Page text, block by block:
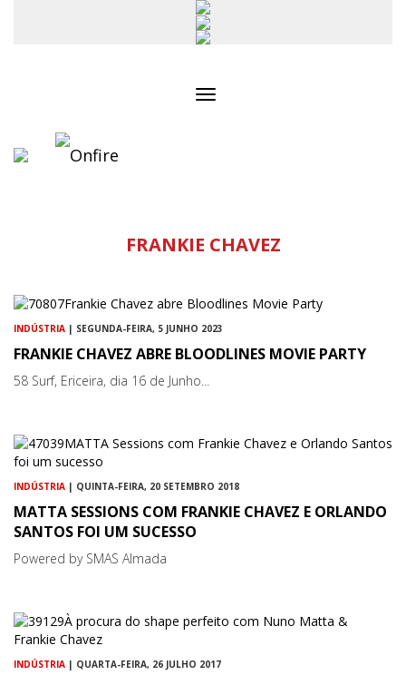
FRANKIE CHAVEZ
INDÚSTRIA | SEGUNDA-FEIRA, 5 JUNHO 2023
FRANKIE CHAVEZ ABRE BLOODLINES MOVIE PARTY
58 Surf, Ericeira, dia 16 de Junho...
INDÚSTRIA | QUINTA-FEIRA, 20 SETEMBRO 2018
MATTA SESSIONS COM FRANKIE CHAVEZ E ORLANDO
SANTOS FOI UM SUCESSO
Powered by SMAS Almada
INDÚSTRIA | QUARTA-FEIRA, 26 JULHO 2017